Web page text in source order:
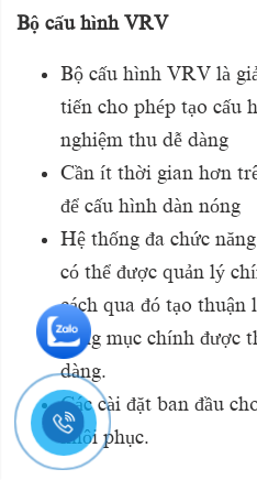
Bộ cấu hình VRV
Bộ cấu hình VRV là
tiến cho phép tạo cấu
nghiệm thu dễ dàng
Cần ít thời gian hơn
để cấu hình dàn nóng
Hệ thống đa chức
có thể được quản lý
cách qua đó tạo thuận
hạng mục chính được
dàng.
Các cài đặt ban đầu
khôi phục.